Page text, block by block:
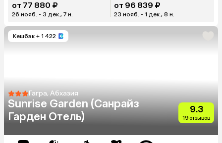
от 77 880 ₽
26 нояб. - 3 дек., 7 н.
от 96 839 ₽
23 нояб. - 1 дек., 8 н.
Кешбэк + 1 422
Гагра, Абхазия
Sunrise Garden (Санрайз
Гарден Отель)
9.3
19 отзывов